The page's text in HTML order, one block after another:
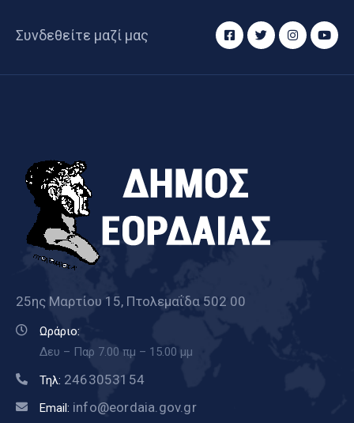
Συνδεθείτε μαζί μας
25ης Μαρτίου 15, Πτολεμαΐδα 502 00
Ωράριο:
Δευ – Παρ 7.00 πμ – 15.00 μμ
Τηλ: 2463053154
Email: info@eordaia.gov.gr